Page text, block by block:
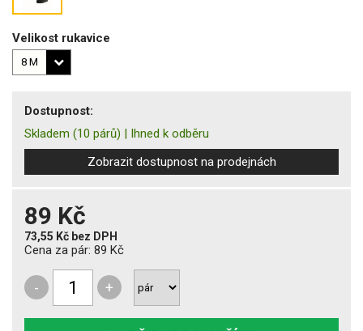
Velikost rukavice
Dostupnost:
Skladem (10 párů) | Ihned k odběru
Zobrazit dostupnost na prodejnách
89 Kč
73,55 Kč bez DPH
Cena za pár: 89 Kč
- +